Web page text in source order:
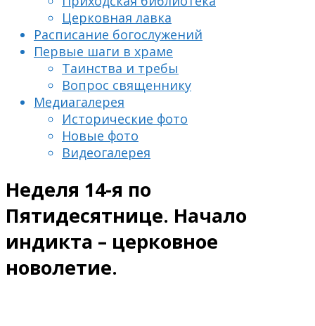
Церковная лавка
Расписание богослужений
Первые шаги в храме
Таинства и требы
Вопрос священнику
Медиагалерея
Исторические фото
Новые фото
Видеогалерея
Неделя 14-я по
Пятидесятнице. Начало
индикта – церковное
новолетие.